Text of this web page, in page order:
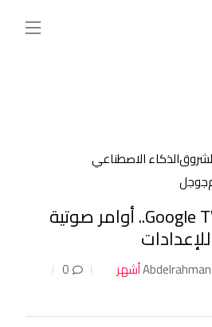
الذكاء الاصطناعي
جوجل
Gemini يغيّر تجربة Google TV.. أوامر صوتية
0